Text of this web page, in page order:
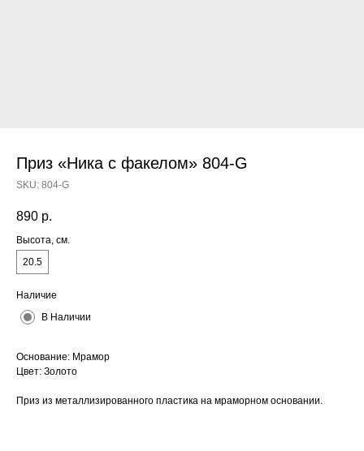
Приз «Ника с факелом» 804-G
SKU: 804-G
890 р.
Высота, см.
20.5
Наличие
В Наличии
Основание: Мрамор
Цвет: Золото
Приз из металлизированного пластика на мраморном основании.